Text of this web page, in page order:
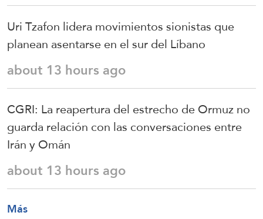
Uri Tzafon lidera movimientos sionistas que
planean asentarse en el sur del Líbano
about 13 hours ago
CGRI: La reapertura del estrecho de Ormuz no
guarda relación con las conversaciones entre
Irán y Omán
about 13 hours ago
Más